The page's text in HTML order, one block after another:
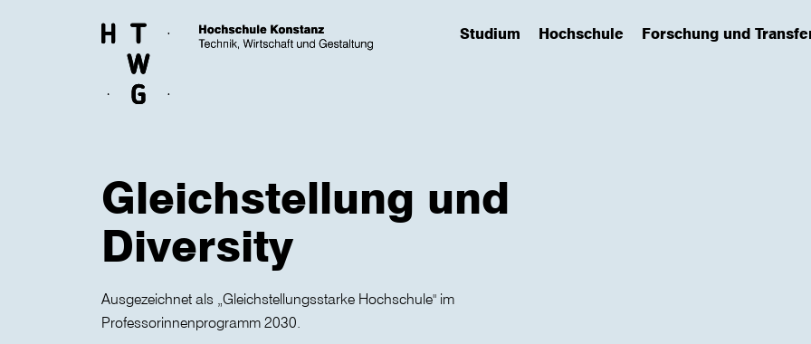
Studium
(has submenu)Hochschule
(has submenu)Forschung und
(has submenu)
Gleichstellung und
Diversity
Ausgezeichnet als „Gleichstellungsstarke Hochschule" im
Professorinnenprogramm 2030.